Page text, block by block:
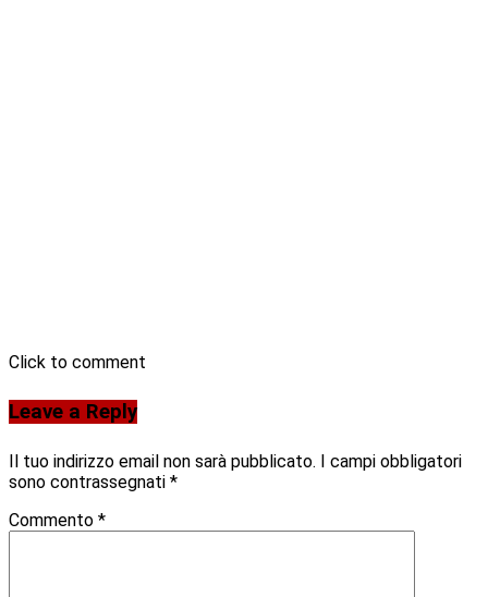
Click to comment
Leave a Reply
Il tuo indirizzo email non sarà pubblicato. I campi obbligatori
sono contrassegnati *
Commento *